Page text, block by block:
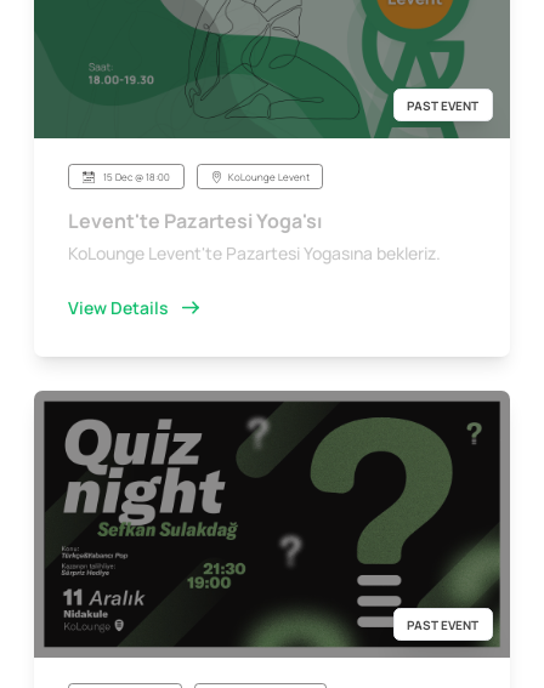
PAST EVENT
15 Dec @ 18:00 KoLounge Levent
Levent'te Pazartesi Yoga'sı
KoLounge Levent'te Pazartesi Yogasına bekleriz.
View Details
PAST EVENT